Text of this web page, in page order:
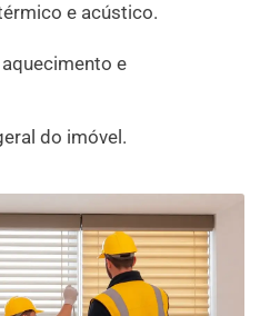
e acústico.
e
do imóvel.